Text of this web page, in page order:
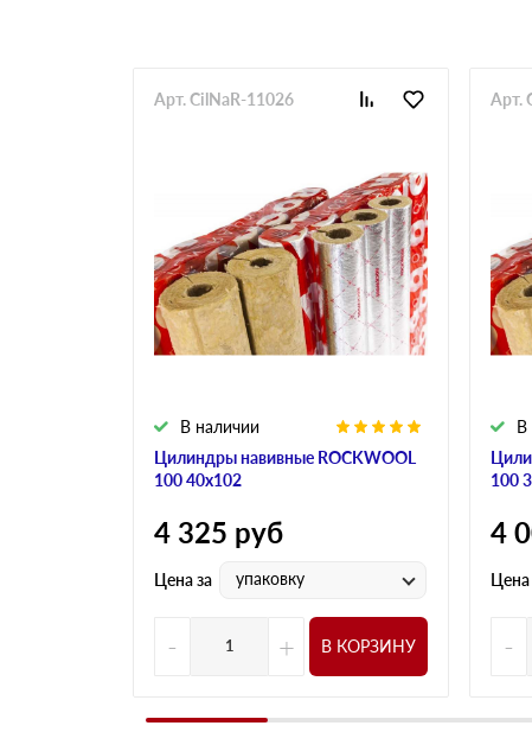
Цилиндры навивные ROCKWOOL
100 40х102
В наличии
Арт. CilNaR-11026
4 325 руб
Цена за упаковку
- + В КОРЗИНУ
100
В
Арт.
4
Цена
-